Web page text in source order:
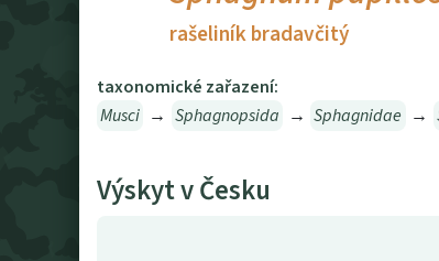
rašeliník bradavčitý
taxonomické zařazení:
Musci → Sphagnopsida → Sphagnidae →
Výskyt v Česku